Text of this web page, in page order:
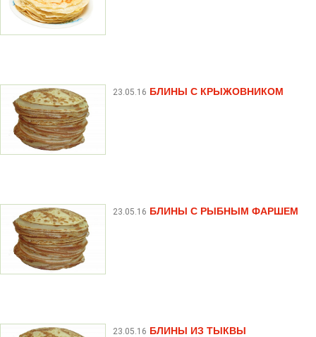
23.05.16 БЛИНЫ С КРЫЖОВНИКОМ
23.05.16 БЛИНЫ С РЫБНЫМ ФАРШЕМ
23.05.16 БЛИНЫ ИЗ ТЫКВЫ